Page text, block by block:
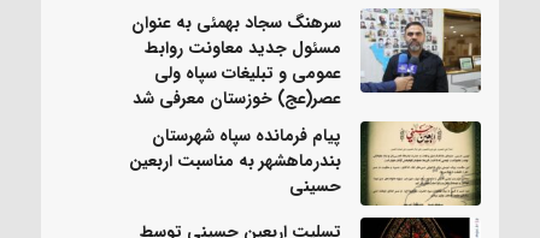
سرهنگ سجاد بهمئی به عنوان
مسئول جدید معاونت روابط
عمومی و تبلیغات سپاه ولی
عصر(عج) خوزستان معرفی شد
پیام فرمانده سپاه شهرستان
بندرماهشهر به مناسبت اربعین
حسینی
تسلیت اربعین حسینی توسط